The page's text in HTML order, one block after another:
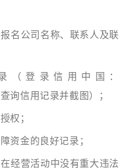
名公司名称、联系人及联
（登录信用中国：
询信用记录并截图）；
权；
资金的良好记录；
经营活动中没有重大违法